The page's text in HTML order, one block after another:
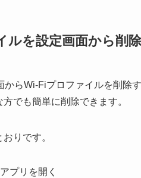
ルを設定画面から削
からWi-Fiプロファイルを削除
でも簡単に削除できます。
りです。
プリを開く